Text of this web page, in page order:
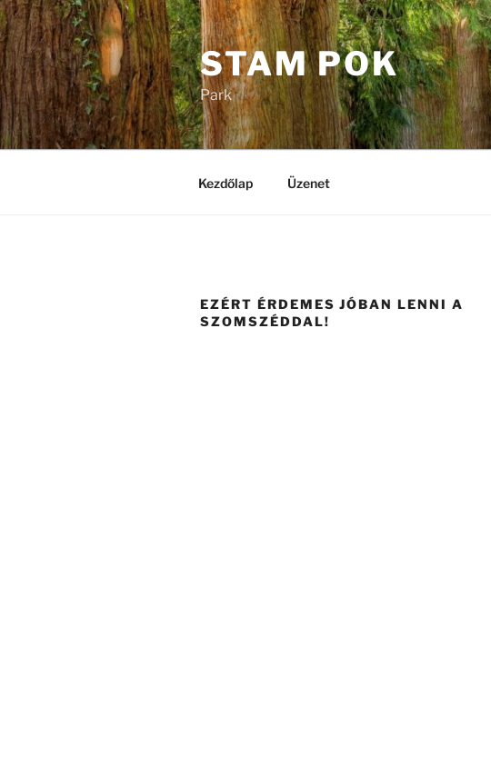
Tartalomhoz
STAM POK
Park
Kezdőlap Üzenet
EZÉRT ÉRDEMES JÓBAN LENNI A
SZOMSZÉDDAL!